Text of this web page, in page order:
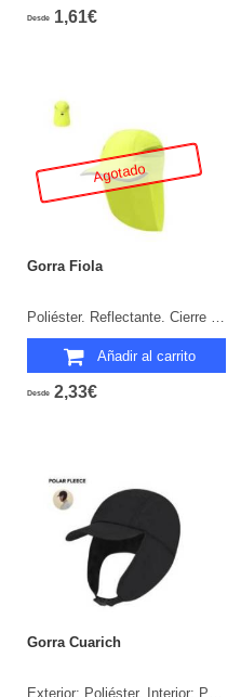
Desde 1,61€
Agotado
Gorra Fiola
Poliéster. Reflectante. Cierre Elástico.
Añadir al carrito
Desde 2,33€
Gorra Cuarich